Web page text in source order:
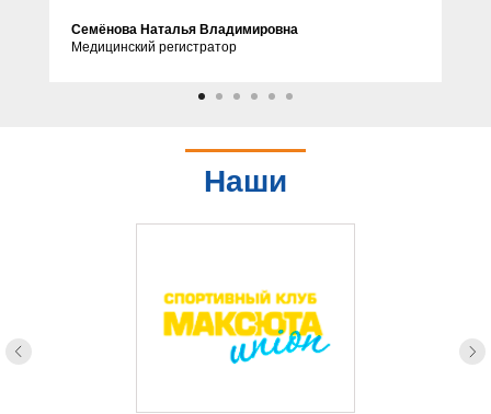
Семёнова Наталья Владимировна
Медицинский регистратор
Наши